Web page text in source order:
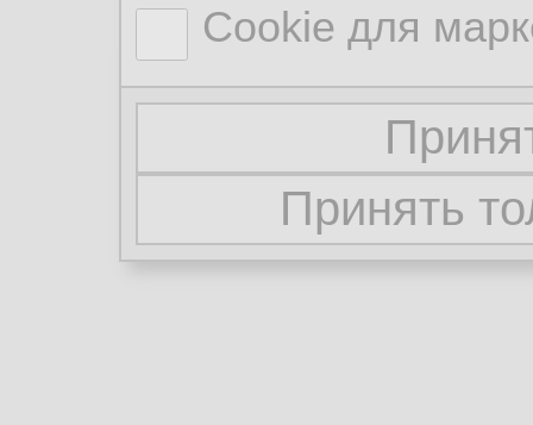
Cookie для